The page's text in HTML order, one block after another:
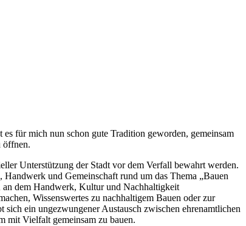
für mich nun schon gute Tradition geworden, gemeinsam
öffnen.
Unterstützung der Stadt vor dem Verfall bewahrt werden.
und Gemeinschaft rund um das Thema „Bauen
an dem Handwerk, Kultur und Nachhaltigkeit
Wissenswertes zu nachhaltigem Bauen oder zur
ein ungezwungener Austausch zwischen ehrenamtlichen
mit Vielfalt gemeinsam zu bauen.